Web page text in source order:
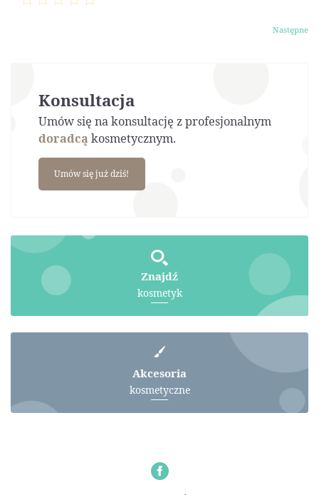
Następne
Konsultacja
Umów się na konsultację z profesjonalnym
doradcąkosmetycznym.
Umów się już dziś!
Znajdź
kosmetyk
Akcesoria
kosmetyczne